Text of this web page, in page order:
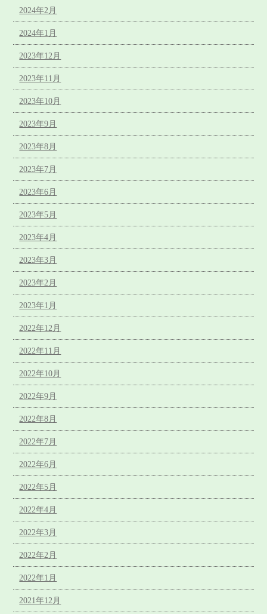
2024年2月
2024年1月
2023年12月
2023年11月
2023年10月
2023年9月
2023年8月
2023年7月
2023年6月
2023年5月
2023年4月
2023年3月
2023年2月
2023年1月
2022年12月
2022年11月
2022年10月
2022年9月
2022年8月
2022年7月
2022年6月
2022年5月
2022年4月
2022年3月
2022年2月
2022年1月
2021年12月